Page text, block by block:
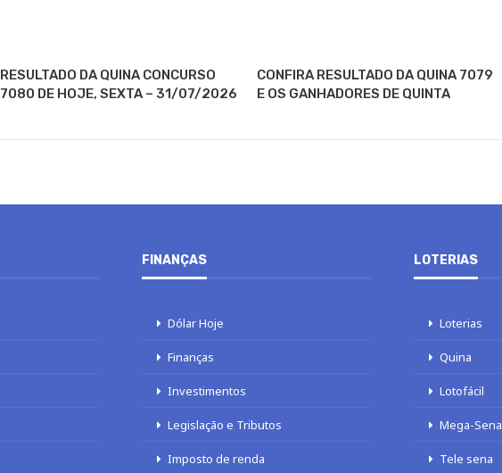
RESULTADO DA QUINA CONCURSO
7080 DE HOJE, SEXTA – 31/07/2026
CONFIRA RESULTADO DA QUINA 7079
E OS GANHADORES DE QUINTA
FINANÇAS
Dólar Hoje
Finanças
Investimentos
Legislação e Tributos
Imposto de renda
LOTERIAS
Loterias
Quina
Lotofácil
Mega-Sena
Tele sena